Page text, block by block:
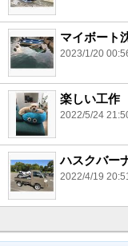
マイボート
2023/1/20
楽しい工作
2022/5/24
ハスクバー
2022/4/19